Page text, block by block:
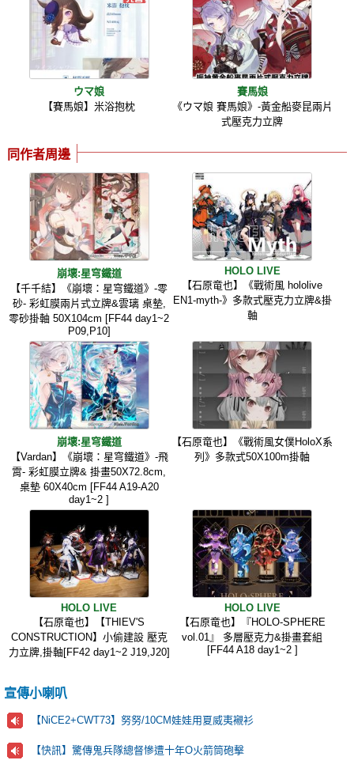
ウマ娘
【賽馬娘】米浴抱枕
賽馬娘
《ウマ娘 賽馬娘》-黃金船麥昆兩片
式壓克力立牌
同作者周邊
崩壞:星穹鐵道
【千千結】《崩壞：星穹鐵道》-零
砂- 彩虹膜兩片式立牌&雲璃 桌墊,
零砂掛軸 50X104cm [FF44 day1~2
P09,P10]
HOLO LIVE
【石原竜也】《戰術風 hololive
EN1-myth-》多款式壓克力立牌&掛
軸
崩壞:星穹鐵道
【Vardan】《崩壞：星穹鐵道》-飛
霄- 彩虹膜立牌& 掛畫50X72.8cm,
桌墊 60X40cm [FF44 A19-A20
day1~2 ]
【石原竜也】《戰術風女僕HoloX系
列》多款式50X100m掛軸
HOLO LIVE
【石原竜也】【THIEV'S
CONSTRUCTION】小偷建設 壓克
力立牌,掛軸[FF42 day1~2 J19,J20]
HOLO LIVE
【石原竜也】『HOLO-SPHERE
vol.01』 多層壓克力&掛畫套組
[FF44 A18 day1~2 ]
宣傳小喇叭
【NiCE2+CWT73】努努/10CM娃娃用夏威夷襯衫
【快訊】驚傳鬼兵隊總督慘遭十年O火箭筒砲擊